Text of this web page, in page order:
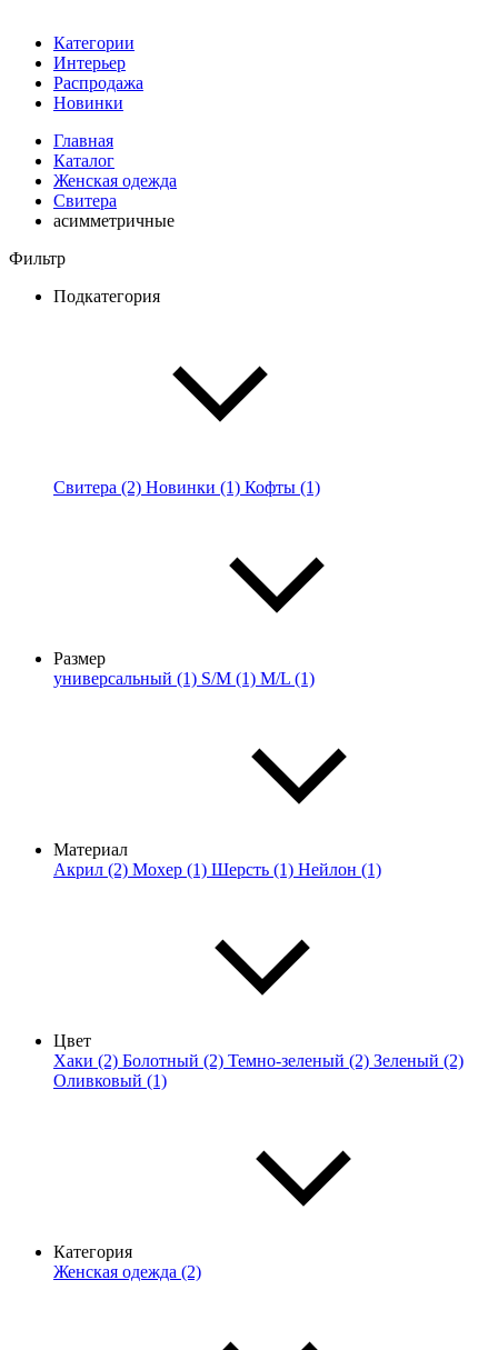
Категории
Интерьер
Распродажа
Новинки
Главная
Каталог
Женская одежда
Свитера
асимметричные
Фильтр
Подкатегория
Свитера (2) Новинки (1) Кофты (1)
Размер
универсальный (1) S/M (1) M/L (1)
Материал
Акрил (2) Мохер (1) Шерсть (1) Нейлон (1)
Цвет
Хаки (2) Болотный (2) Темно-зеленый (2) Зеленый (2)
Оливковый (1)
Категория
Женская одежда (2)